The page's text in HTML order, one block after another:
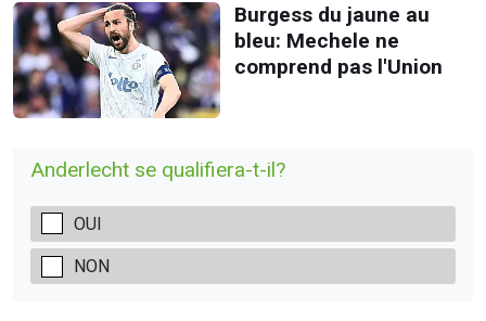
Burgess du jaune au
bleu: Mechele ne
comprend pas l'Union
Anderlecht se qualifiera-t-il?
OUI
NON